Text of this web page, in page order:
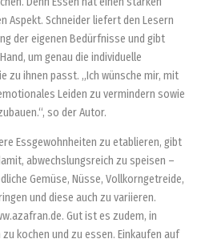
Aspekt. Schneider liefert den Lesern
der eigenen Bedürfnisse und gibt
um genau die individuelle
zu ihnen passt. „Ich wünsche mir, mit
Leiden zu vermindern sowie
so der Autor.
Essgewohnheiten zu etablieren, gibt
abwechslungsreich zu speisen –
Gemüse, Nüsse, Vollkorngetreide,
und diese auch zu variieren.
Gut ist es zudem, in
kochen und zu essen. Einkaufen auf